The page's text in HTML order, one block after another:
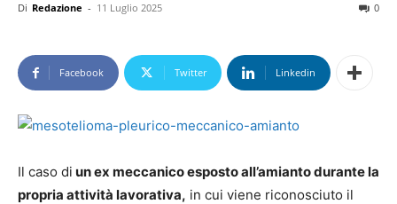
Di Redazione - 11 Luglio 2025 0
Facebook Twitter Linkedin
Il caso di un ex meccanico esposto all’amianto durante la
propria attività lavorativa, in cui viene riconosciuto il